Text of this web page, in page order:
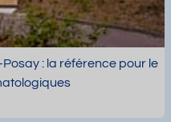
: la référence pour le